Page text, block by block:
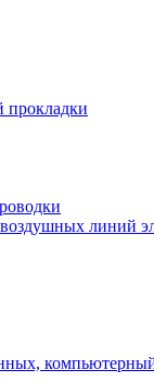
прокладки
линий